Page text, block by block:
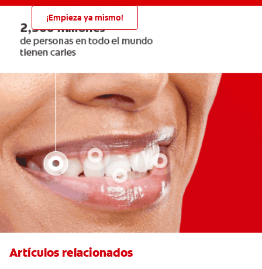
¡Empieza ya mismo!
Artículos relacionados